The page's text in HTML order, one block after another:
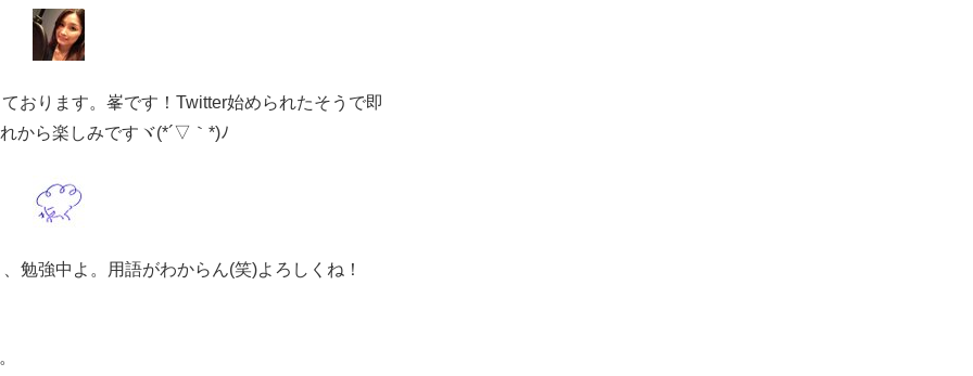
おります。峯です！Twitter始められたそうで即
から楽しみですヾ(*´▽｀*)ﾉ
勉強中よ。用語がわからん(笑)よろしくね！